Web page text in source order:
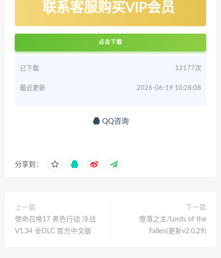
联系客服购买VIP会员
点击下载
已下载 12177次
最近更新 2026-06-19 10:28:08
QQ咨询
分享到：
上一篇
使命召唤17 黑色行动 冷战
V1.34 全DLC 官方中文版
下一篇
堕落之主/Lords of the
Fallen(更新v2.0.29)